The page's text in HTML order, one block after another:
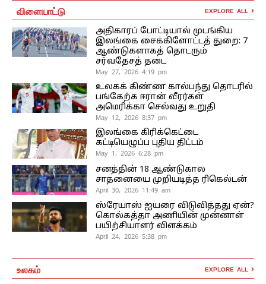
விளையாட்டு EXPLORE ALL
அதிகாரப் போட்டியால் முடங்கிய
இலங்கை சைக்கிளோட்டத் துறை: 7
ஆண்டுகளாகத் தொடரும்
சர்வதேசத் தடை
May 27, 2026 4:19 pm
உலகக் கிண்ண கால்பந்து தொடரில்
பங்கேற்க ஈரான் வீரர்கள்
அமெரிக்கா செல்வது உறுதி
May 12, 2026 8:37 pm
இலங்கை கிரிக்கெட்டை
கட்டியெழுப்ப புதிய திட்டம்
May 1, 2026 6:28 pm
சனத்தின் 18 ஆண்டுகால
சாதனையை முறியடித்த ரிகெல்டன்
April 30, 2026 11:49 am
ஸ்ரேயாஸ் ஐயரை விடுவித்தது ஏன்?
கொல்கத்தா அணியின் முன்னாள்
பயிற்சியாளர் விளக்கம்
April 24, 2026 5:38 pm
உலகம் EXPLORE ALL